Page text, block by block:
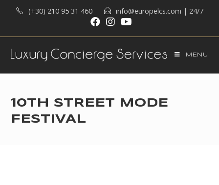
(+30) 210 95 31 460 info@europelcs.com | 24/7
MENU
10TH STREET MODE
FESTIVAL